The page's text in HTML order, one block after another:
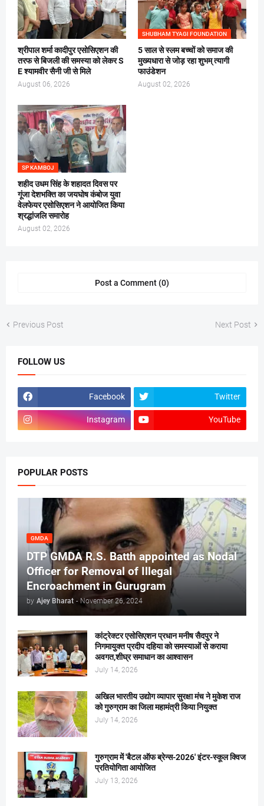
श्रीपाल शर्मा कादीपुर एसोसिएशन की
तरफ से बिजली की समस्या को लेकर S
E श्यामवीर सैनी जी से मिले
August 06, 2026
SHUBHAM TYAGI FOUNDATION
5 साल से स्लम बच्चों को समाज की
मुख्यधारा से जोड़ रहा शुभम् त्यागी
फाउंडेशन
August 02, 2026
SP KAMBOJ
शहीद उधम सिंह के शहादत दिवस पर
गूंजा देशभक्ति का जयघोष कंबोज युवा
वेलफेयर एसोसिएशन ने आयोजित किया
श्रद्धांजलि समारोह
August 02, 2026
Post a Comment (0)
Previous Post Next Post
FOLLOW US
Facebook Twitter
Instagram YouTube
POPULAR POSTS
GMDA
DTP GMDA R.S. Batth appointed as Nodal
Officer for Removal of Illegal
Encroachment in Gurugram
by Ajey Bharat - November 26, 2024
कांट्रेक्टर एसोसिएशन प्रधान मनीष सैदपुर ने
निगमायुक्त प्रदीप दहिया को समस्याओं से कराया
अवगत,शीघ्र समाधान का आश्वासन
July 14, 2026
अखिल भारतीय उद्योग व्यापार सुरक्षा मंच ने मुकेश राज
को गुरुग्राम का जिला महामंत्री किया नियुक्त
July 14, 2026
गुरुग्राम में 'बैटल ऑफ ब्रेन्स-2026' इंटर-स्कूल क्विज
प्रतियोगिता आयोजित
July 13, 2026